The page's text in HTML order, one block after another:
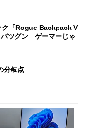
ク「Rogue Backpack V
バツグン ゲーマーじゃ
分岐点